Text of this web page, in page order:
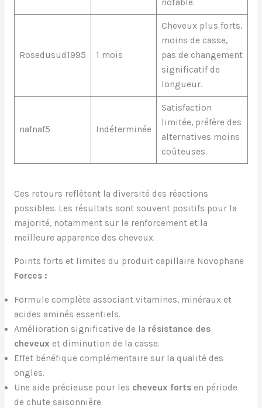
notable.
Rosedusud1995 1 mois
Cheveux plus forts,
moins de casse,
pas de changement
significatif de
longueur.
nafnaf5 Indéterminée
Satisfaction
limitée, préfère des
alternatives moins
coûteuses.
Ces retours reflètent la diversité des réactions
possibles. Les résultats sont souvent positifs pour la
majorité, notamment sur le renforcement et la
meilleure apparence des cheveux.
Points forts et limites du produit capillaire Novophane
Forces :
Formule complète associant vitamines, minéraux et
acides aminés essentiels.
Amélioration significative de la résistance des
cheveux et diminution de la casse.
Effet bénéfique complémentaire sur la qualité des
ongles.
Une aide précieuse pour les cheveux fortsen période
de chute saisonnière.